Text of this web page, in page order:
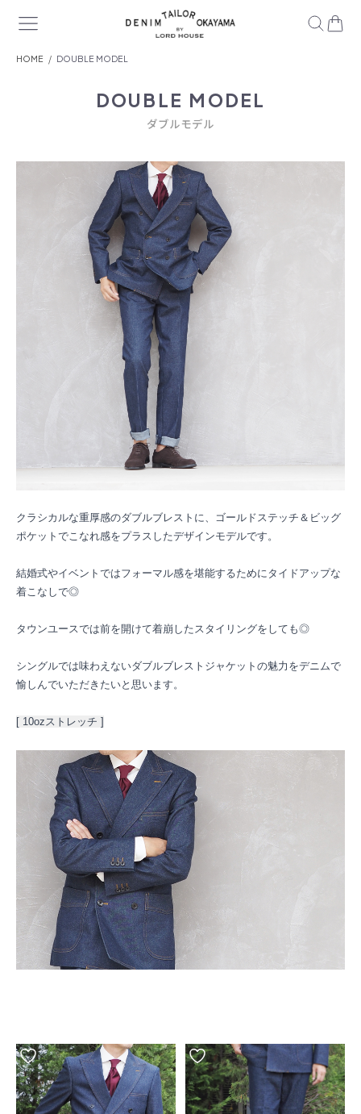
HOME DOUBLE MODEL
DOUBLE MODEL
ダブルモデル
クラシカルな重厚感のダブルブレストに、ゴールドステッチ＆ビッグ
ポケットでこなれ感をプラスしたデザインモデルです。
結婚式やイベントではフォーマル感を堪能するためにタイドアップな
着こなしで◎
タウンユースでは前を開けて着崩したスタイリングをしても◎
シングルでは味わえないダブルブレストジャケットの魅力をデニムで
愉しんでいただきたいと思います。
[ 10ozストレッチ ]